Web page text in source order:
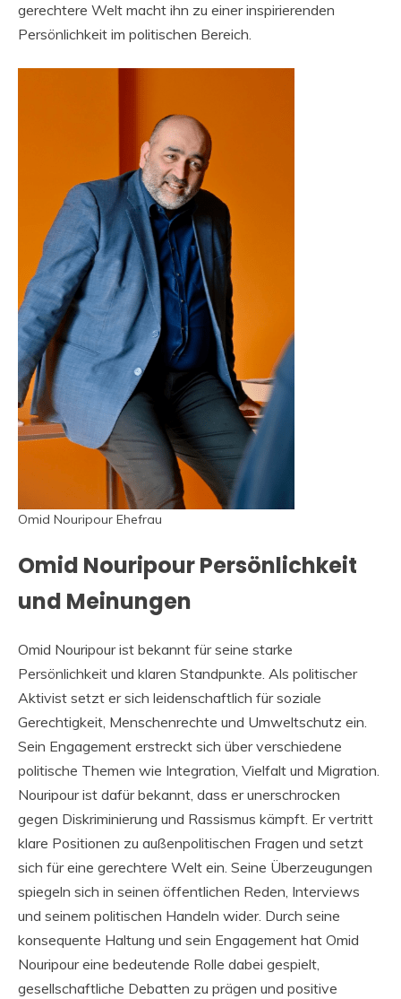
gerechtere Welt macht ihn zu einer inspirierenden
Persönlichkeit im politischen Bereich.
Omid Nouripour Ehefrau
Omid Nouripour Persönlichkeit
und Meinungen
Omid Nouripour ist bekannt für seine starke
Persönlichkeit und klaren Standpunkte. Als politischer
Aktivist setzt er sich leidenschaftlich für soziale
Gerechtigkeit, Menschenrechte und Umweltschutz ein.
Sein Engagement erstreckt sich über verschiedene
politische Themen wie Integration, Vielfalt und Migration.
Nouripour ist dafür bekannt, dass er unerschrocken
gegen Diskriminierung und Rassismus kämpft. Er vertritt
klare Positionen zu außenpolitischen Fragen und setzt
sich für eine gerechtere Welt ein. Seine Überzeugungen
spiegeln sich in seinen öffentlichen Reden, Interviews
und seinem politischen Handeln wider. Durch seine
konsequente Haltung und sein Engagement hat Omid
Nouripour eine bedeutende Rolle dabei gespielt,
gesellschaftliche Debatten zu prägen und positive